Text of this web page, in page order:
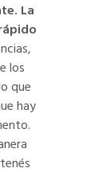
La
los
que
hay